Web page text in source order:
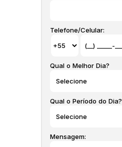
Telefone/Celular:
Qual o Melhor Dia?
Qual o Período do Dia?
Mensagem: